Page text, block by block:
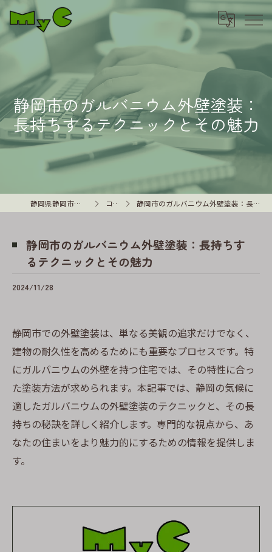
静岡市のガルバニウム外壁塗装：
長持ちするテクニックとその魅力
静岡県静岡市の外壁塗装はMyC コラム 静岡市のガルバニウム外壁塗装：長持ちするテクニックとその魅力
静岡市のガルバニウム外壁塗装：長持ちす
るテクニックとその魅力
2024/11/28
静岡市での外壁塗装は、単なる美観の追求だけでなく、
建物の耐久性を高めるためにも重要なプロセスです。特
にガルバニウムの外壁を持つ住宅では、その特性に合っ
た塗装方法が求められます。本記事では、静岡の気候に
適したガルバニウムの外壁塗装のテクニックと、その長
持ちの秘訣を詳しく紹介します。専門的な視点から、あ
なたの住まいをより魅力的にするための情報を提供しま
す。